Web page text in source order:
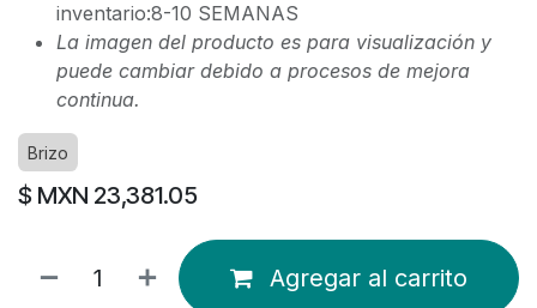
inventario:8-10 SEMANAS
La imagen del producto es para visualización y
puede cambiar debido a procesos de mejora
continua.
Brizo
$ MXN 23,381.05
Agregar al carrito